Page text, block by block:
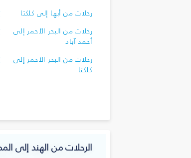
رحلات من أبها إلى كلكتا
رحلات من البحر الأحمر إلى
أحمد آباد
رحلات من البحر الأحمر إلى
كلكتا
الرحلات من الهند إلى